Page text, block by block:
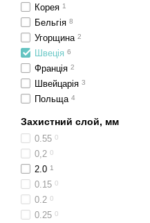
Корея 1
Бельгія 8
Угорщина 2
Швеція 6
Франція 2
Швейцарія 3
Польща 4
Захистний слой, мм
0.55 0
0,2 0
2.0 1
0.15 0
0.2 0
0.25 0